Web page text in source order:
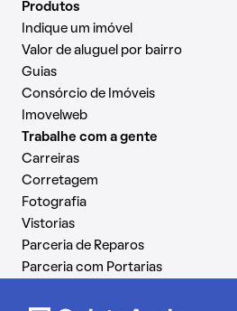
Produtos
Indique um imóvel
Valor de aluguel por bairro
Guias
Consórcio de Imóveis
Imovelweb
Trabalhe com a gente
Carreiras
Corretagem
Fotografia
Vistorias
Parceria de Reparos
Parceria com Portarias